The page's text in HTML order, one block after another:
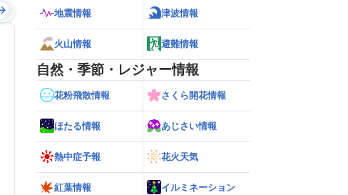
地震情報 津波情報
火山情報 避難情報
自然・季節・レジャー情報
花粉飛散情報 さくら開花情報
ほたる情報 あじさい情報
熱中症予報 花火天気
紅葉情報 イルミネーション